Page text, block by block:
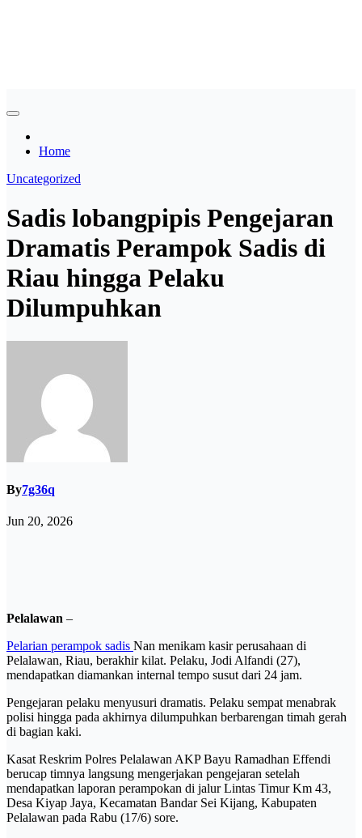
Home
Uncategorized
Sadis lobangpipis Pengejaran
Dramatis Perampok Sadis di
Riau hingga Pelaku
Dilumpuhkan
By7g36q
Jun 20, 2026
Pelalawan –
Pelarian perampok sadis Nan menikam kasir perusahaan di
Pelalawan, Riau, berakhir kilat. Pelaku, Jodi Alfandi (27),
mendapatkan diamankan internal tempo susut dari 24 jam.
Pengejaran pelaku menyusuri dramatis. Pelaku sempat menabrak
polisi hingga pada akhirnya dilumpuhkan berbarengan timah gerah
di bagian kaki.
Kasat Reskrim Polres Pelalawan AKP Bayu Ramadhan Effendi
berucap timnya langsung mengerjakan pengejaran setelah
mendapatkan laporan perampokan di jalur Lintas Timur Km 43,
Desa Kiyap Jaya, Kecamatan Bandar Sei Kijang, Kabupaten
Pelalawan pada Rabu (17/6) sore.